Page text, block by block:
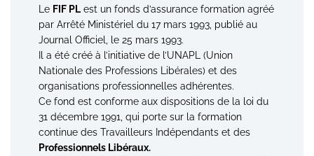
Le FIF PL est un fonds d’assurance formation agréé
par Arrêté Ministériel du 17 mars 1993, publié au
Journal Officiel, le 25 mars 1993.
Il a été créé à l’initiative de l’UNAPL (Union
Nationale des Professions Libérales) et des
organisations professionnelles adhérentes.
Ce fond est conforme aux dispositions de la loi du
31 décembre 1991, qui porte sur la formation
continue des Travailleurs Indépendants et des
Professionnels Libéraux.